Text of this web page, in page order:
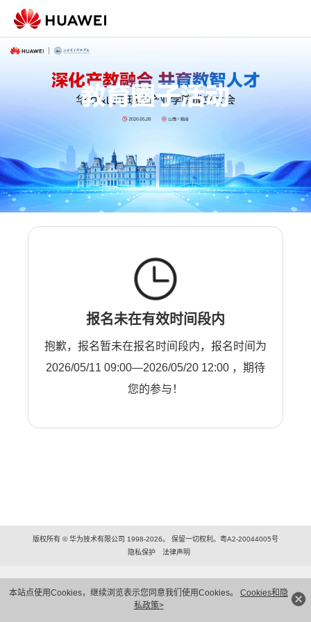
本站点使用Cookies，继续浏览表示您同意我们使用Cookies。 Cookies和隐
私政策>
报名未在有效时间段内
抱歉，报名暂未在报名时间段内，报名时间为
2026/05/11 09:00—2026/05/20 12:00 ，期待
您的参与！
版权所有 © 华为技术有限公司 1998-2026。 保留一切权利。粤A2-20044005号
隐私保护
法律声明